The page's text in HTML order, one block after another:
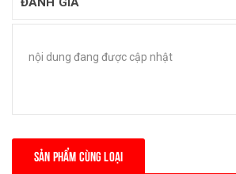
nội dung đang được cập nhật
SẢN PHẨM CÙNG LOẠI